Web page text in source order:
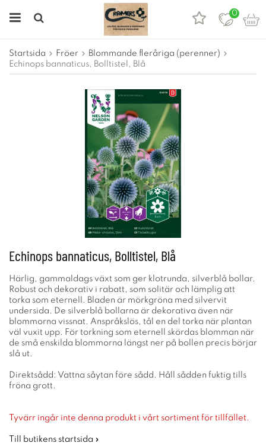
0
Startsida Fröer
Blommande fleråriga (perenner)
Echinops bannaticus, Bolltistel, Blå
Echinops bannaticus, Bolltistel, Blå
Härlig, gammaldags växt som ger klotrunda, silverblå bollar.
Robust och dekorativ i rabatt, som solitär och lämplig att
torka som eternell. Bladen är mörkgröna med silvervit
undersida. De silverblå bollarna är dekorativa även när
blommorna vissnat. Anspråkslös, tål en del torka när plantan
väl vuxit upp. För torkning som eternell skördas blomman när
de små enskilda blommorna längst ner på bollen precis börjar
slå ut.
Direktsådd: Vattna såytan före sådd. Håll sådden fuktig tills
fröna grott.
Tyvärr ingår inte denna produkt i vårt sortiment för tillfället.
Till butikens startsida »